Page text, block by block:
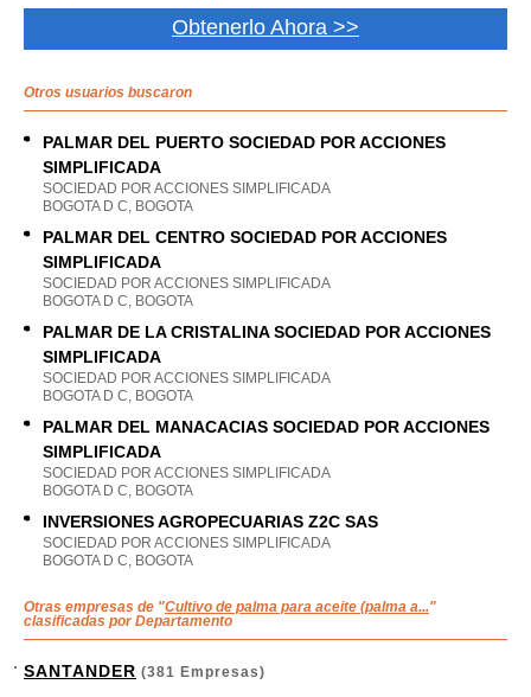
Obtenerlo Ahora >>
Otros usuarios buscaron
PALMAR DEL PUERTO SOCIEDAD POR ACCIONES
SIMPLIFICADA
SOCIEDAD POR ACCIONES SIMPLIFICADA
BOGOTA D C, BOGOTA
PALMAR DEL CENTRO SOCIEDAD POR ACCIONES
SIMPLIFICADA
SOCIEDAD POR ACCIONES SIMPLIFICADA
BOGOTA D C, BOGOTA
PALMAR DE LA CRISTALINA SOCIEDAD POR ACCIONES
SIMPLIFICADA
SOCIEDAD POR ACCIONES SIMPLIFICADA
BOGOTA D C, BOGOTA
PALMAR DEL MANACACIAS SOCIEDAD POR ACCIONES
SIMPLIFICADA
SOCIEDAD POR ACCIONES SIMPLIFICADA
BOGOTA D C, BOGOTA
INVERSIONES AGROPECUARIAS Z2C SAS
SOCIEDAD POR ACCIONES SIMPLIFICADA
BOGOTA D C, BOGOTA
Otras empresas de "Cultivo de palma para aceite (palma a..."
clasificadas por Departamento
SANTANDER (381 Empresas)